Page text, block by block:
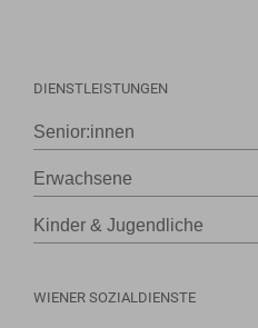
DIENSTLEISTUNGEN
Senior:innen
Erwachsene
Kinder & Jugendliche
WIENER SOZIALDIENSTE